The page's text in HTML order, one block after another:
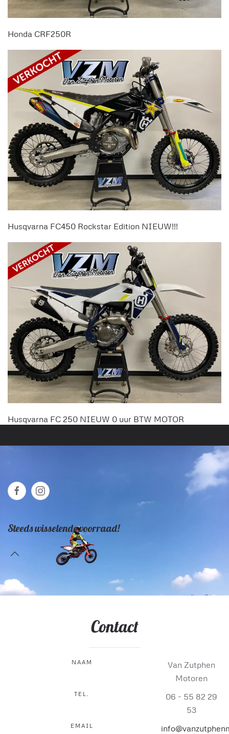
Honda CRF250R
Husqvarna FC450 Rockstar Edition NIEUW!!!
Husqvarna FC 250 NIEUW 0 uur BTW MOTOR
Steeds wisselende voorraad!
Contact
NAAM
Van Zutphen
Motoren
TEL.
06 - 55 82 29
53
EMAIL